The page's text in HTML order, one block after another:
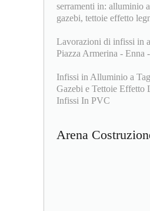
serramenti in: alluminio
gazebi, tettoie effetto
Lavorazioni di infissi in
Piazza Armerina - Enna
Infissi in Alluminio a
Gazebi e Tettoie Effetto
Infissi In PVC
Arena